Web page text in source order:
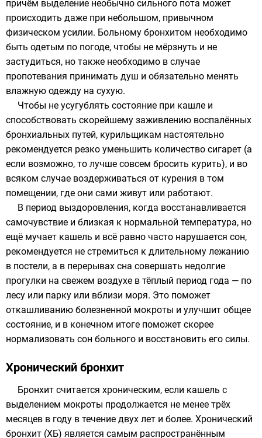
причём выделение необычно сильного пота может
происходить даже при небольшом, привычном
физическом усилии. Больному бронхитом необходимо
быть одетым по погоде, чтобы не мёрзнуть и не
застудиться, но также необходимо в случае
пропотевания принимать душ и обязательно менять
влажную одежду на сухую.
Чтобы не усугублять состояние при кашле и
способствовать скорейшему заживлению воспалённых
бронхиальных путей, курильщикам настоятельно
рекомендуется резко уменьшить количество сигарет (а
если возможно, то лучше совсем бросить курить), и во
всяком случае воздерживаться от курения в том
помещении, где они сами живут или работают.
В период выздоровления, когда восстанавливается
самочувствие и близкая к нормальной температура, но
ещё мучает кашель и всё равно часто нарушается сон,
рекомендуется не стремиться к длительному лежанию
в постели, а в перерывах сна совершать недолгие
прогулки на свежем воздухе в тёплый период года — по
лесу или парку или вблизи моря. Это поможет
откашливанию болезненной мокроты и улучшит общее
состояние, и в конечном итоге поможет скорее
нормализовать сон больного и восстановить его силы.
Хронический бронхит
Бронхит считается хроническим, если кашель с
выделением мокроты продолжается не менее трёх
месяцев в году в течение двух лет и более. Хронический
бронхит (ХБ) является самым распространённым